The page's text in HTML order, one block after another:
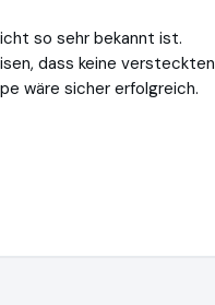
so sehr bekannt ist.
dass keine versteckten
wäre sicher erfolgreich.